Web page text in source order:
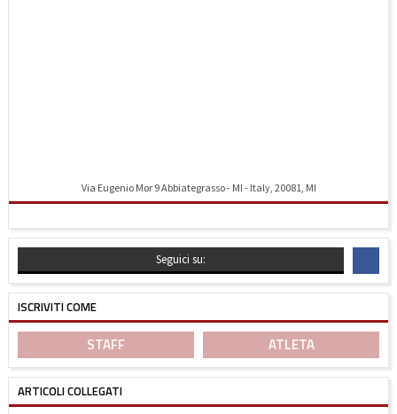
Via Eugenio Mor 9 Abbiategrasso - MI - Italy, 20081, MI
Seguici su:
ISCRIVITI COME
STAFF ATLETA
ARTICOLI COLLEGATI